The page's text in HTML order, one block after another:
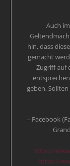
Auch
hin, dass
gemacht
Zugriff auf
geben.
– Facebook
https://
https://